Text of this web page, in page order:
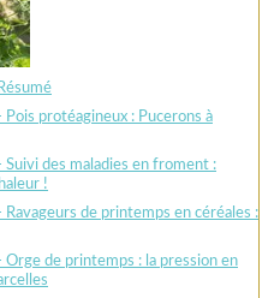
protéagineux : Pucerons à
des maladies en froment :
!
de printemps en céréales :
de printemps : la pression en